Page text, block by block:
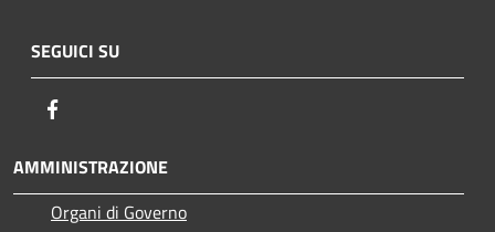
SEGUICI SU
AMMINISTRAZIONE
Organi di Governo